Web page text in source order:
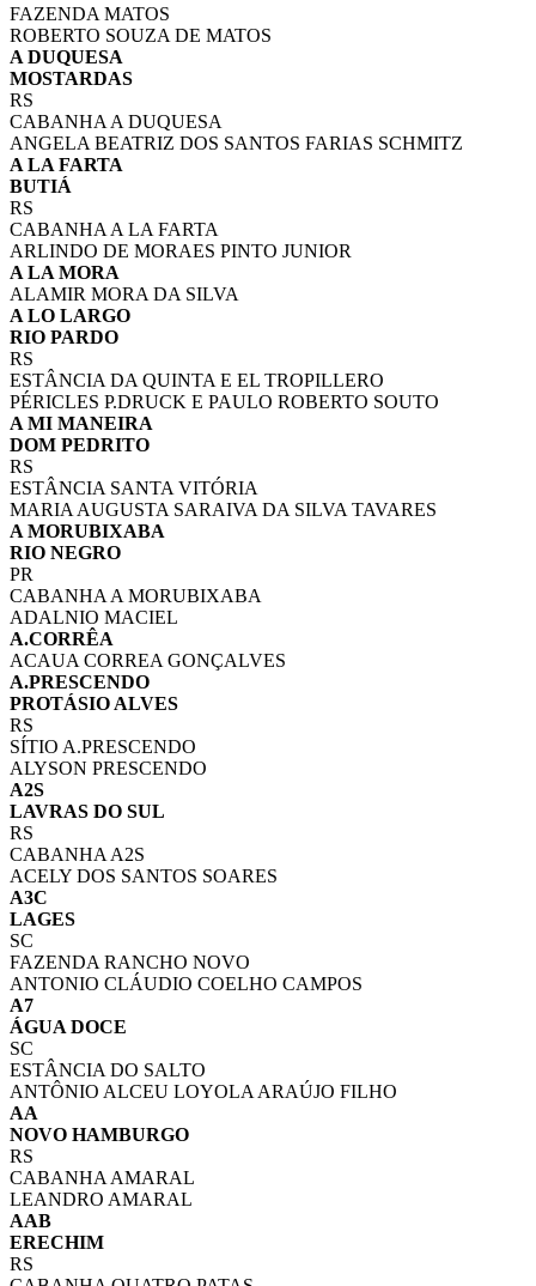
FAZENDA MATOS
ROBERTO SOUZA DE MATOS
A DUQUESA
MOSTARDAS
RS
CABANHA A DUQUESA
ANGELA BEATRIZ DOS SANTOS FARIAS SCHMITZ
A LA FARTA
BUTIÁ
RS
CABANHA A LA FARTA
ARLINDO DE MORAES PINTO JUNIOR
A LA MORA
ALAMIR MORA DA SILVA
A LO LARGO
RIO PARDO
RS
ESTÂNCIA DA QUINTA E EL TROPILLERO
PÉRICLES P.DRUCK E PAULO ROBERTO SOUTO
A MI MANEIRA
DOM PEDRITO
RS
ESTÂNCIA SANTA VITÓRIA
MARIA AUGUSTA SARAIVA DA SILVA TAVARES
A MORUBIXABA
RIO NEGRO
PR
CABANHA A MORUBIXABA
ADALNIO MACIEL
A.CORRÊA
ACAUA CORREA GONÇALVES
A.PRESCENDO
PROTÁSIO ALVES
RS
SÍTIO A.PRESCENDO
ALYSON PRESCENDO
A2S
LAVRAS DO SUL
RS
CABANHA A2S
ACELY DOS SANTOS SOARES
A3C
LAGES
SC
FAZENDA RANCHO NOVO
ANTONIO CLÁUDIO COELHO CAMPOS
A7
ÁGUA DOCE
SC
ESTÂNCIA DO SALTO
ANTÔNIO ALCEU LOYOLA ARAÚJO FILHO
AA
NOVO HAMBURGO
RS
CABANHA AMARAL
LEANDRO AMARAL
AAB
ERECHIM
RS